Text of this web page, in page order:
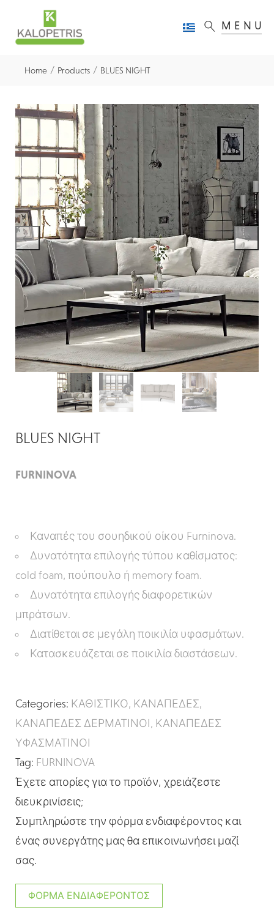
MENU
Home / Products / BLUES NIGHT
BLUES NIGHT
FURNINOVA
Καναπές του σουηδικού οίκου Furninova.
Δυνατότητα επιλογής τύπου καθίσματος:
cold foam, πούπουλο ή memory foam.
Δυνατότητα επιλογής διαφορετικών
μπράτσων.
Διατίθεται σε μεγάλη ποικιλία υφασμάτων.
Κατασκευάζεται σε ποικιλία διαστάσεων.
Categories: ΚΑΘΙΣΤΙΚΟ, ΚΑΝΑΠΕΔΕΣ,
ΚΑΝΑΠΕΔΕΣ ΔΕΡΜΑΤΙΝΟΙ , ΚΑΝΑΠΕΔΕΣ
ΥΦΑΣΜΑΤΙΝΟΙ
Tag: FURNINOVA
Έχετε απορίες για το προϊόν, χρειάζεστε
διευκρινίσεις;
Συμπληρώστε την φόρμα ενδιαφέροντος και
ένας συνεργάτης μας θα επικοινωνήσει μαζί
σας.
ΦΌΡΜΑ ΕΝΔΙΑΦΈΡΟΝΤΟΣ